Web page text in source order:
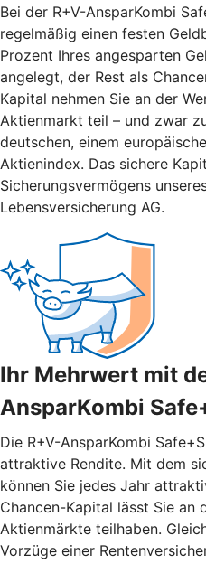
Bei der R+V-AnsparKombi
regelmäßig einen festen
Prozent Ihres angesparten
angelegt, der Rest als
Kapital nehmen Sie an der
Aktienmarkt teil – und zwar
deutschen, einem
Aktienindex. Das sichere
Sicherungsvermögens
Lebensversicherung AG.
Ihr Mehrwert mit
AnsparKombi
Die R+V-AnsparKombi
attraktive Rendite. Mit dem
können Sie jedes Jahr
Chancen-Kapital lässt Sie an
Aktienmärkte teilhaben.
Vorzüge einer